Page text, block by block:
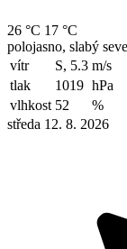
26 °C 17 °C
polojasno, slabý
vítr
S, 5.3 m/s
tlak
1019 hPa
vlhkost 52
%
středa 12. 8. 2026